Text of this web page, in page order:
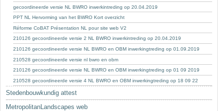
gecoordineerde versie NL BWRO inwerkintreding op 20.04.2019
PPT NL Hervorming van het BWRO Kort overzicht
Réforme CoBAT Présentation NL pour site web V2
210126 gecoordineerde versie 2 NL BWRO inwerkintreding op 20.04.2019
210126 gecoordineerde versie NL BWRO en OBM inwerkingtreding op 01.09.2019
210528 gecoordineerde versie nl bwro en obm
210126 gecoordineerde versie NL BWRO en OBM inwerkingtreding op 01 09 2019
210528 gecoordineerde versie 4 NL BWRO en OBM inwerkingtreding op 18 09 22
Stedenbouwkundig attest
MetropolitanLandscapes web